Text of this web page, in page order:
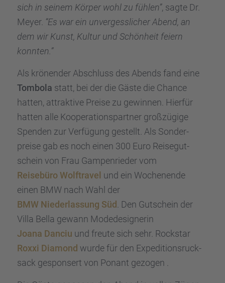
sich in seinem Körper wohl zu fühlen”, sagte Dr.
Meyer. “Es war ein unver­gess­li­cher Abend, an
dem wir Kunst, Kultur und Schön­heit feiern
konnten.”
Als krönen­der Abschluss des Abends fand eine
Tombola statt, bei der die Gäste die Chance
hatten, attrak­tive Preise zu gewin­nen. Hierfür
hatten alle Koope­ra­ti­ons­part­ner großzü­gige
Spenden zur Verfü­gung gestellt. Als Sonder­
preise gab es noch einen 300 Euro Reise­gut­
schein von Frau Gampen­rie­der vom
Reise­büro Wolftra­vel und ein Wochen­ende
einen BMW nach Wahl der
BMW Nieder­las­sung Süd . Den Gutschein der
Villa Bella gewann Modede­si­gne­rin
Joana Danciu und freute sich sehr. Rockstar
Roxxi Diamond wurde für den Expedi­ti­ons­ruck­
sack gespon­sert von Ponant gezogen .